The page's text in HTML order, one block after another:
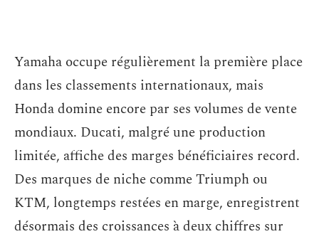
Yamaha occupe régulièrement la première place
dans les classements internationaux, mais
Honda domine encore par ses volumes de vente
mondiaux. Ducati, malgré une production
limitée, affiche des marges bénéficiaires record.
Des marques de niche comme Triumph ou
KTM, longtemps restées en marge, enregistrent
désormais des croissances à deux chiffres sur